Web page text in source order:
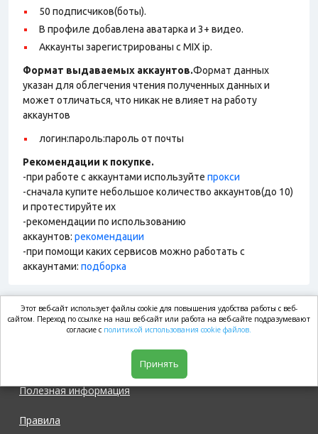
50 подписчиков(боты).
В профиле добавлена аватарка и 3+ видео.
Аккаунты зарегистрированы с MIX ip.
Формат выдаваемых аккаунтов.Формат данных
указан для облегчения чтения полученных данных и
может отличаться, что никак не влияет на работу
аккаунтов
логин:пароль:пароль от почты
Рекомендации к покупке.
-при работе с аккаунтами используйте прокси
-сначала купите небольшое количество аккаунтов(до 10)
и протестируйте их
-рекомендации по использованию
аккаунтов: рекомендации
-при помощи каких сервисов можно работать с
аккаунтами: подборка
market.com
Полезная информация
Правила
Этот веб-сайт использует файлы cookie для повышения удобства работы с веб-
сайтом. Переход по ссылке на наш веб-сайт или работа на веб-сайте подразумевают
согласие с политикой использования cookie файлов.
Принять